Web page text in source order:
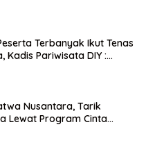
Terbanyak Ikut Tenas
Kadis Pariwisata DIY :
Nusantara, Tarik
Lewat Program Cinta